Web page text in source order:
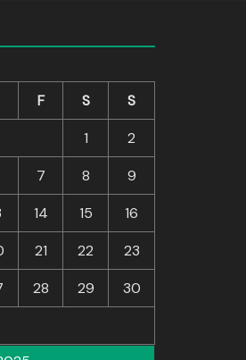
F S
S
1
2
7 8
9
14 15
16
21 22
23
28 29
30